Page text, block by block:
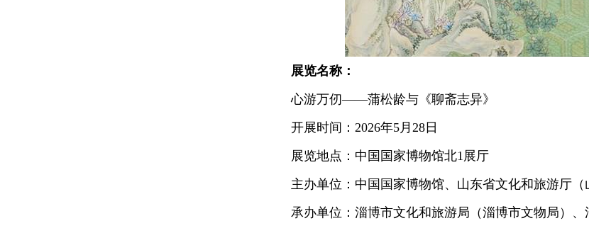
展览名称：
心游万仞——蒲松龄与《聊斋志异》
开展时间：2026年5月28日
展览地点：中国国家博物馆北1展厅
主办单位：中国国家博物馆、山东省文化和旅游厅（
承办单位：淄博市文化和旅游局（淄博市文物局）、